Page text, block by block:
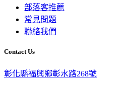
部落客推薦
常見問題
聯絡我們
Contact Us
彰化縣福興鄉彰水路268號